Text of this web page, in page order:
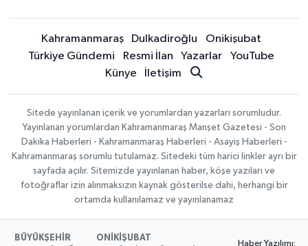
Kahramanmaraş Dulkadiroğlu
Onikişubat
Türkiye Gündemi
Resmi İlan Yazarlar
YouTube
Künye
İletişim
Sitede yayınlanan içerik ve yorumlardan yazarları sorumludur.
Yayınlanan yorumlardan Kahramanmaraş Manşet Gazetesi - Son
Dakika Haberleri - Kahramanmaraş Haberleri - Asayiş Haberleri -
Kahramanmaraş sorumlu tutulamaz. Sitedeki tüm harici linkler ayrı bir
sayfada açılır. Sitemizde yayınlanan haber, köşe yazıları ve
fotoğraflar izin alınmaksızın kaynak gösterilse dahi, herhangi bir
ortamda kullanılamaz ve yayınlanamaz
BÜYÜKŞEHİR ONİKİŞUBAT
Haber Yazılımı: